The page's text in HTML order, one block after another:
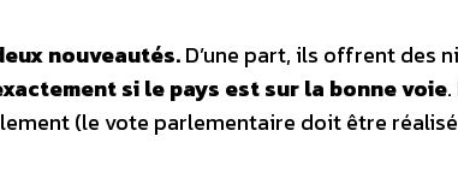
nouveautés.D’une part, ils offrent des
si le pays est sur la bonne voie
(le vote parlementaire doit être réalisé